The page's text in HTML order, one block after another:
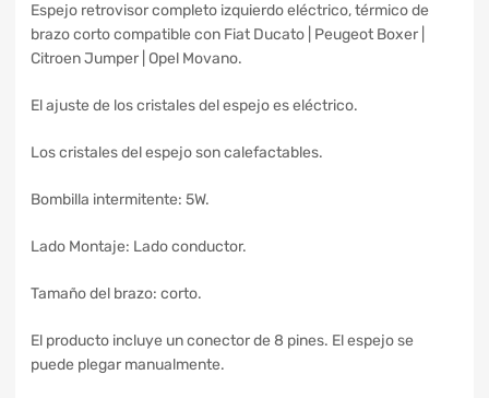
Espejo retrovisor completo izquierdo eléctrico, térmico de
brazo corto compatible con Fiat Ducato | Peugeot Boxer |
Citroen Jumper | Opel Movano.
El ajuste de los cristales del espejo es eléctrico.
Los cristales del espejo son calefactables.
Bombilla intermitente: 5W.
Lado Montaje: Lado conductor.
Tamaño del brazo: corto.
El producto incluye un conector de 8 pines. El espejo se
puede plegar manualmente.